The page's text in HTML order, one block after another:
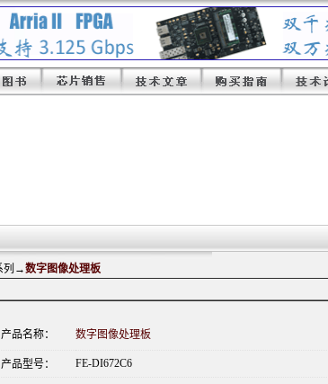
列→数字图像处理板
产品名称： 数字图像处理板
产品型号： FE-DI672C6